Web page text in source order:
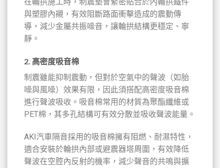
與塑膠內襯，有效阻斷路面衝擊造成的震動傳
導，減少金屬共振噪音，讓輪拱結構更穩定、寧
靜。
2. 高密度吸音棉
制震雖能抑制震動，但對於空氣中的聲波（如胎
噪與風噪）效果有限，因此須搭配高密度吸音棉
進行聲波吸收。吸音棉常用的材質為聚酯纖維或
PET棉，其多孔結構可有效分散並吸收聲波能量。
AKI汽車隔音採用的吸音棉擁有阻燃、耐濕特性，
適合安裝於輪拱內部或避震器塔周圍，有效降低
聲波在空腔內反射的機率，減少聲音的共鳴與擴